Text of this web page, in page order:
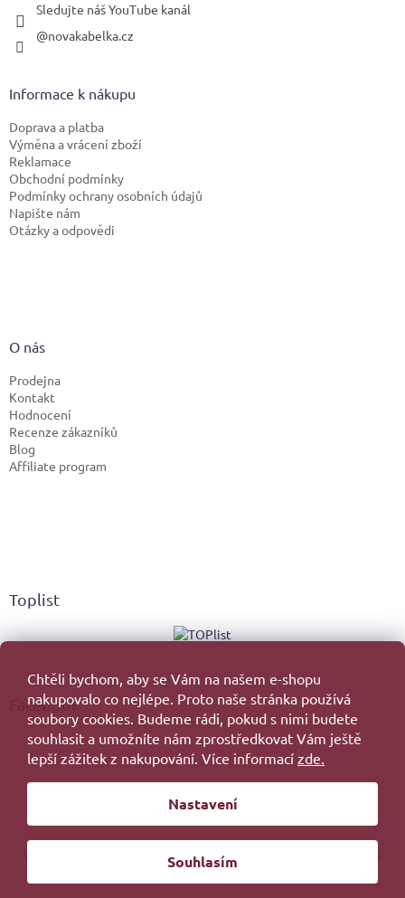
Chtěli bychom, aby se Vám na našem e-shopu
nakupovalo co nejlépe. Proto naše stránka používá
soubory cookies. Budeme rádi, pokud s nimi budete
souhlasit a umožníte nám zprostředkovat Vám ještě
lepší zážitek z nakupování. Více informací zde.
Nastavení
Souhlasím
Sledujte náš YouTube kanál
@novakabelka.cz
Informace k nákupu
Doprava a platba
Výměna a vrácení zboží
Reklamace
Obchodní podmínky
Podmínky ochrany osobních údajů
Napište nám
Otázky a odpovědi
O nás
Prodejna
Kontakt
Hodnocení
Recenze zákazníků
Blog
Affiliate program
Toplist
Facebook
Vytvořil Shoptet
. Všechna práva vyhrazena.
Redesign byFilipesmedia 🧡